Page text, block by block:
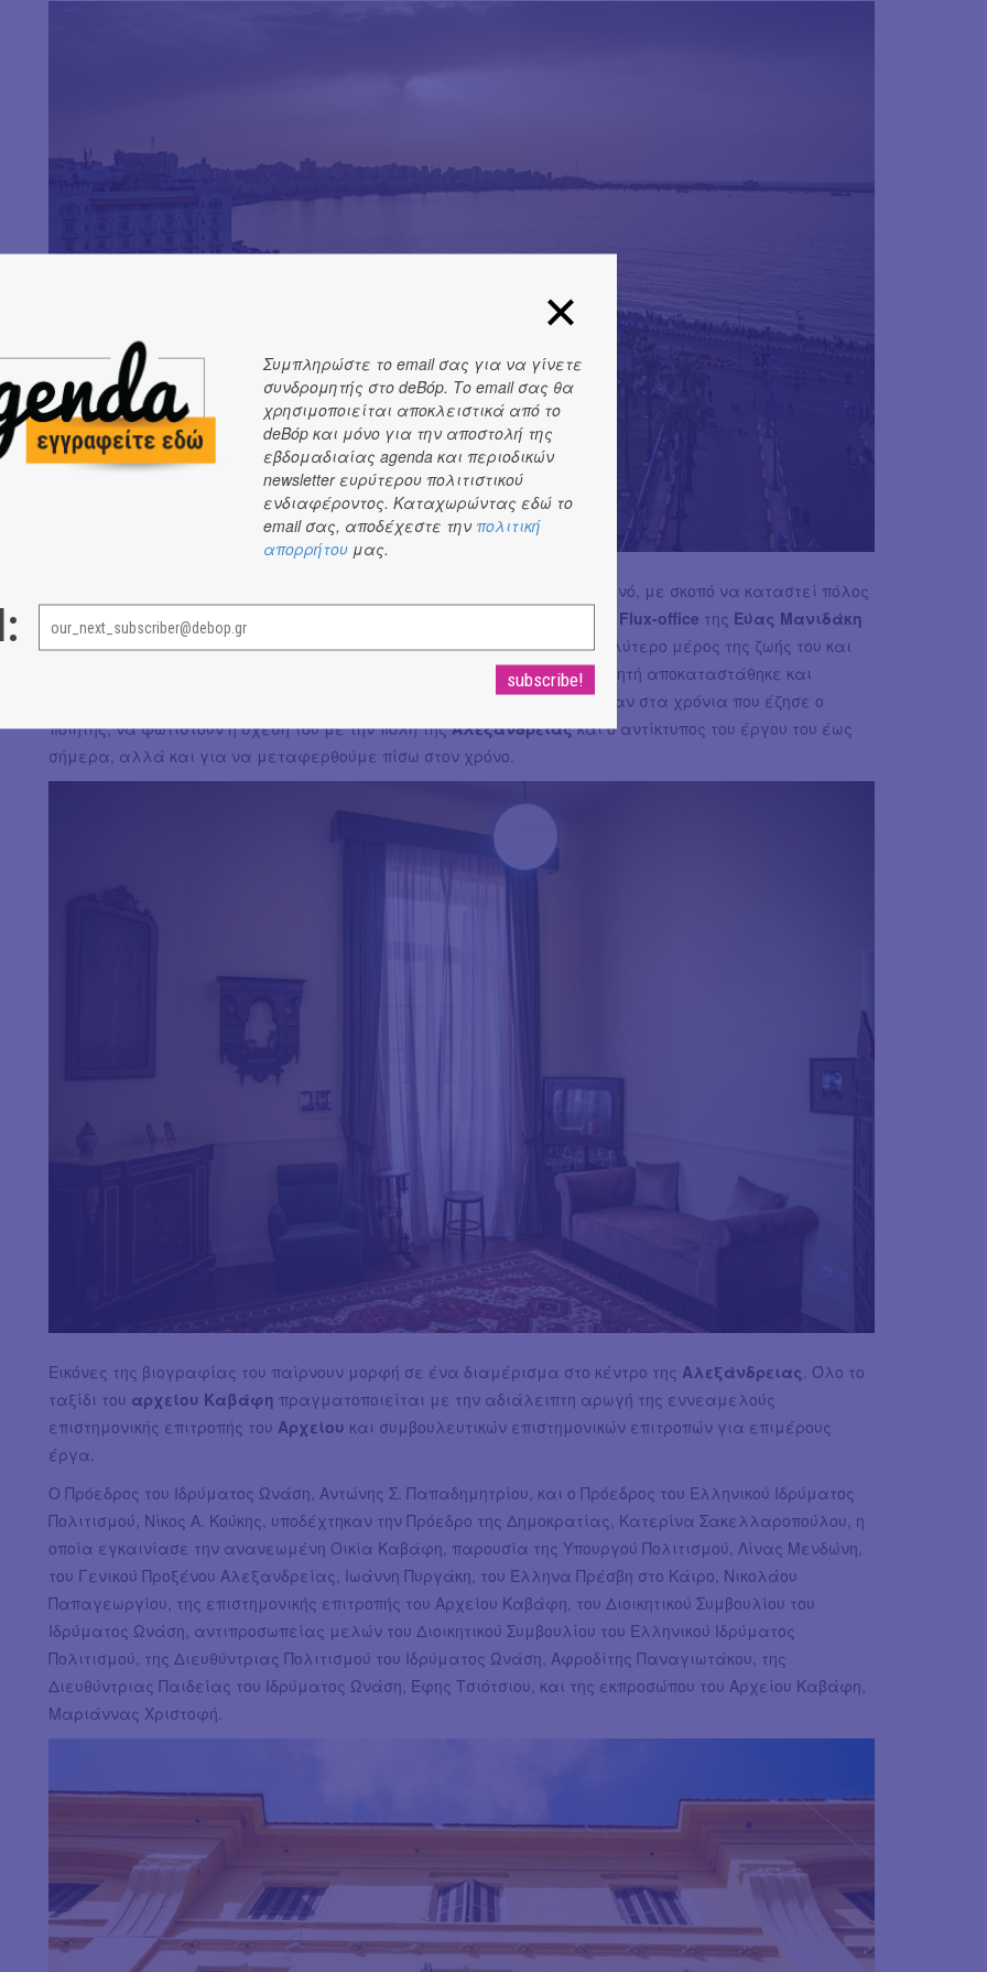
άνοιξε ξανά τις πόρτες της στο κοινό, με σκοπό να καταστεί πόλος
έλξης επισκεπτών από όλο τον κόσμο. Υπό την αρχιτεκτονική μελέτη του Flux-office της Εύας Μανιδάκη
και τουΘανάση Δεμίρη, το μέρος όπου οΚ. Π. Καβάφηςέζησε το μεγαλύτερο μέρος της ζωής του και
δημιούργησε δεκάδες από τα έργα που τον ανέδειξαν σε παγκόσμιο ποιητή αποκαταστάθηκε και
αναδιαμορφώθηκε, ώστε να αναδειχθεί η εικόνα της κατοικίας όπως ήταν στα χρόνια που έζησε ο
ποιητής, να φωτιστούν η σχέση του με την πόλη τηςΑλεξάνδρειαςκαι ο αντίκτυπος του έργου του έως
σήμερα, αλλά και για να μεταφερθούμε πίσω στον χρόνο.
Εικόνες της βιογραφίας του παίρνουν μορφή σε ένα διαμέρισμα στο κέντρο της Αλεξάνδρειας . Όλο το
ταξίδι του αρχείου Καβάφη πραγματοποιείται με την αδιάλειπτη αρωγή της εννεαμελούς
επιστημονικής επιτροπής του Αρχείου και συμβουλευτικών επιστημονικών επιτροπών για επιμέρους
έργα.
Ο Πρόεδρος του Ιδρύματος Ωνάση, Αντώνης Σ. Παπαδημητρίου, και ο Πρόεδρος του Ελληνικού Ιδρύματος
Πολιτισμού, Νίκος Α. Κούκης, υποδέχτηκαν την Πρόεδρο της Δημοκρατίας, Κατερίνα Σακελλαροπούλου, η
οποία εγκαινίασε την ανανεωμένη Οικία Καβάφη, παρουσία της Υπουργού Πολιτισμού, Λίνας Μενδώνη,
του Γενικού Προξένου Αλεξανδρείας, Ιωάννη Πυργάκη, του Έλληνα Πρέσβη στο Κάιρο, Νικολάου
Παπαγεωργίου, της επιστημονικής επιτροπής του Αρχείου Καβάφη, του Διοικητικού Συμβουλίου του
Ιδρύματος Ωνάση, αντιπροσωπείας μελών του Διοικητικού Συμβουλίου του Ελληνικού Ιδρύματος
Πολιτισμού, της Διευθύντριας Πολιτισμού του Ιδρύματος Ωνάση, Αφροδίτης Παναγιωτάκου, της
Διευθύντριας Παιδείας του Ιδρύματος Ωνάση, Έφης Τσιότσιου, και της εκπροσώπου του Αρχείου Καβάφη,
Μαριάννας Χριστοφή.
Συμπληρώστε το email σας για να γίνετε
συνδρομητής στο deBόp. Το email σας θα
χρησιμοποιείται αποκλειστικά από το
deBόp και μόνο για την αποστολή της
εβδομαδιαίας agenda και περιοδικών
newsletter ευρύτερου πολιτιστικού
ενδιαφέροντος. Καταχωρώντας εδώ το
email σας, αποδέχεστε την πολιτική
απορρήτου μας.